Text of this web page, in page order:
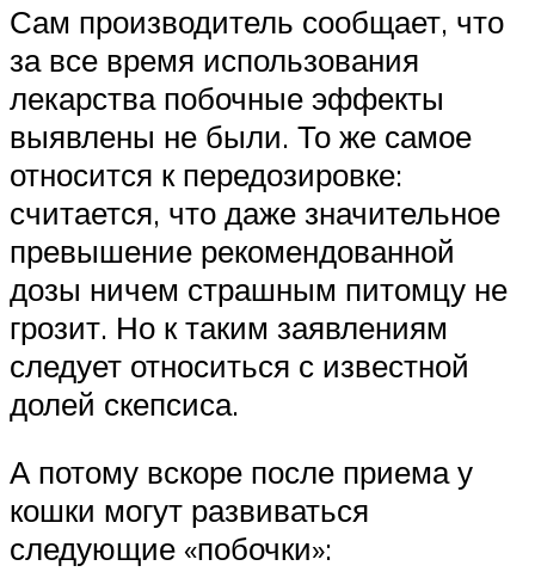
Сам производитель сообщает, что
за все время использования
лекарства побочные эффекты
выявлены не были. То же самое
относится к передозировке:
считается, что даже значительное
превышение рекомендованной
дозы ничем страшным питомцу не
грозит. Но к таким заявлениям
следует относиться с известной
долей скепсиса.
А потому вскоре после приема у
кошки могут развиваться
следующие «побочки»: